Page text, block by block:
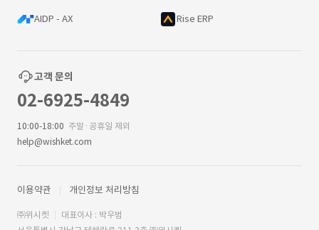
AIDP - AX Rise ERP
고객 문의
02-6925-4849
10:00-18:00 주말·공휴일 제외
help@wishket.com
이용약관 개인정보 처리방침
㈜위시켓
대표이사 : 박우범